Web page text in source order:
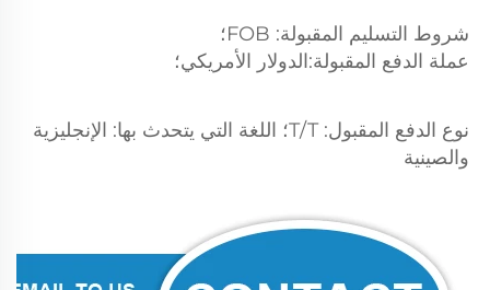
شروط التسليم المقبولة: FOB؛
عملة الدفع المقبولة:الدولار الأمريكي؛
والصينية